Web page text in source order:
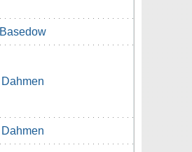
Basedow
Dahmen
Dahmen